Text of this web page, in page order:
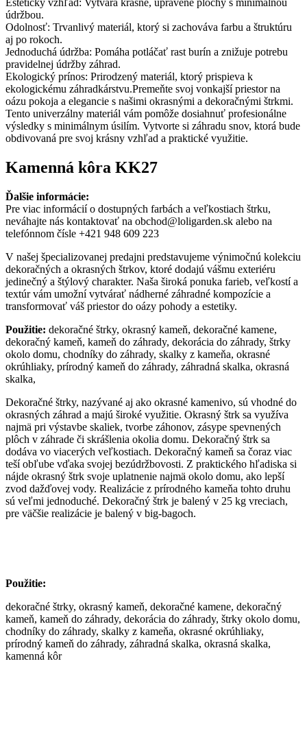
údržbou.
Odolnosť: Trvanlivý materiál, ktorý si zachováva farbu a štruktúru
aj po rokoch.
Jednoduchá údržba: Pomáha potláčať rast burín a znižuje potrebu
pravidelnej údržby záhrad.
Ekologický prínos: Prirodzený materiál, ktorý prispieva k
ekologickému záhradkárstvu.Premeňte svoj vonkajší priestor na
oázu pokoja a elegancie s našimi okrasnými a dekoračnými štrkmi.
Tento univerzálny materiál vám pomôže dosiahnuť profesionálne
výsledky s minimálnym úsilím. Vytvorte si záhradu snov, ktorá bude
obdivovaná pre svoj krásny vzhľad a praktické využitie.
Kamenná kôra KK27
Ďalšie informácie:
Pre viac informácií o dostupných farbách a veľkostiach štrku,
neváhajte nás kontaktovať na obchod@loligarden.sk alebo na
telefónnom čísle +421 948 609 223
V našej špecializovanej predajni predstavujeme výnimočnú kolekciu
dekoračných a okrasných štrkov, ktoré dodajú vášmu exteriéru
jedinečný a štýlový charakter. Naša široká ponuka farieb, veľkostí a
textúr vám umožní vytvárať nádherné záhradné kompozície a
transformovať váš priestor do oázy pohody a estetiky.
Použitie: dekoračné štrky, okrasný kameň, dekoračné kamene,
dekoračný kameň, kameň do záhrady, dekorácia do záhrady, štrky
okolo domu, chodníky do záhrady, skalky z kameňa, okrasné
okrúhliaky, prírodný kameň do záhrady, záhradná skalka, okrasná
skalka,
Dekoračné štrky, nazývané aj ako okrasné kamenivo, sú vhodné do
okrasných záhrad a majú široké využitie. Okrasný štrk sa využíva
najmä pri výstavbe skaliek, tvorbe záhonov, zásype spevnených
plôch v záhrade či skrášlenia okolia domu. Dekoračný štrk sa
dodáva vo viacerých veľkostiach. Dekoračný kameň sa čoraz viac
teší obľube vďaka svojej bezúdržbovosti. Z praktického hľadiska si
nájde okrasný štrk svoje uplatnenie najmä okolo domu, ako lepší
zvod dažďovej vody. Realizácie z prírodného kameňa tohto druhu
sú veľmi jednoduché. Dekoračný štrk je balený v 25 kg vreciach,
pre väčšie realizácie je balený v big-bagoch.
Použitie:
dekoračné štrky, okrasný kameň, dekoračné kamene, dekoračný
kameň, kameň do záhrady, dekorácia do záhrady, štrky okolo domu,
chodníky do záhrady, skalky z kameňa, okrasné okrúhliaky,
prírodný kameň do záhrady, záhradná skalka, okrasná skalka,
kamenná kôr